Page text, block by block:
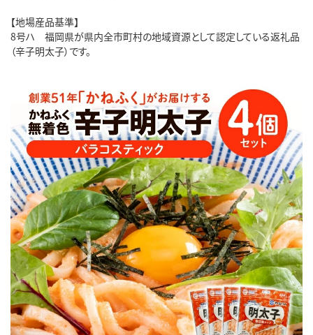
【地場産品基準】
8号ハ 福岡県が県内全市町村の地域資源として認定している返礼品
（辛子明太子）です。